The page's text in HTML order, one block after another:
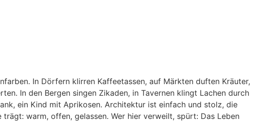
In Dörfern klirren Kaffeetassen, auf Märkten duften Kräuter,
In den Bergen singen Zikaden, in Tavernen klingt Lachen durch
ein Kind mit Aprikosen. Architektur ist einfach und stolz, die
warm, offen, gelassen. Wer hier verweilt, spürt: Das Leben